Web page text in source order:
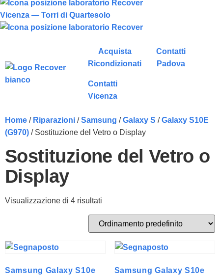
Vicenza — Torri di Quartesolo
Acquista
Ricondizionati
Contatti
Padova
Contatti
Vicenza
Home / Riparazioni /Samsung /Galaxy S /Galaxy S10E
(G970) / Sostituzione del Vetro o Display
Sostituzione del Vetro o
Display
Visualizzazione di 4 risultati
Samsung Galaxy S10e
Samsung Galaxy S10e